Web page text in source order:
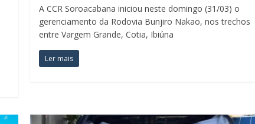
A CCR Soroacabana iniciou neste domingo (31/03) o
gerenciamento da Rodovia Bunjiro Nakao, nos trechos
entre Vargem Grande, Cotia, Ibiúna
Ler mais